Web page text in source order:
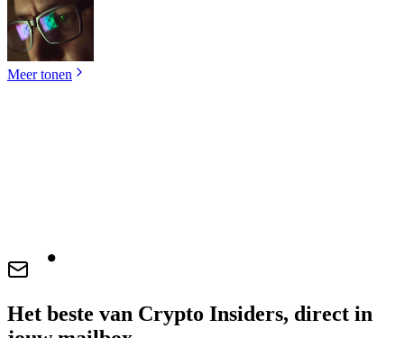
Meer tonen
Het beste van Crypto Insiders, direct in